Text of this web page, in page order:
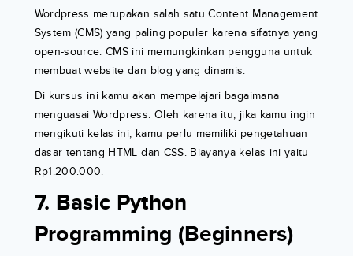
Wordpress merupakan salah satu Content Management
System (CMS) yang paling populer karena sifatnya yang
open-source. CMS ini memungkinkan pengguna untuk
membuat website dan blog yang dinamis.
Di kursus ini kamu akan mempelajari bagaimana
menguasai Wordpress. Oleh karena itu, jika kamu ingin
mengikuti kelas ini, kamu perlu memiliki pengetahuan
dasar tentang HTML dan CSS. Biayanya kelas ini yaitu
Rp1.200.000.
7. Basic Python
Programming (Beginners)